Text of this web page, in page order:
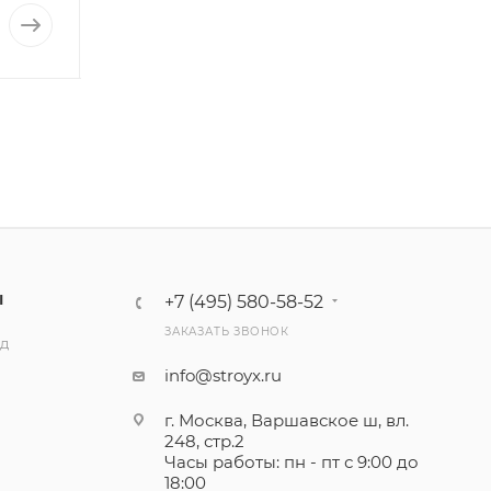
+7 (495) 580-58-52
ЗАКАЗАТЬ ЗВОНОК
info@stroyx.ru
г. Москва, Варшавское ш, вл.
248, стр.2
Часы работы: пн - пт с 9:00 до
18:00